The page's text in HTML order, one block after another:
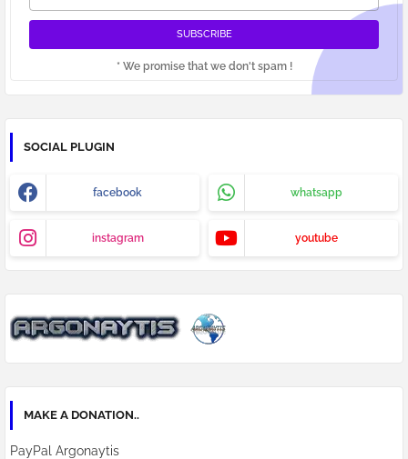
* We promise that we don't spam !
SOCIAL PLUGIN
facebook whatsapp
instagram youtube
MAKE A DONATION..
PayPal Argonaytis